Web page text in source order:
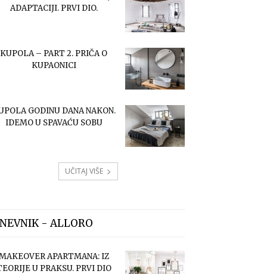
ADAPTACIJI. PRVI DIO.
KUPOLA – PART 2. PRIČA O
KUPAONICI
GODINU DANA NAKON.
IDEMO U SPAVAĆU SOBU
UČITAJ VIŠE
- ALLORO
APARTMANA: IZ
U PRAKSU. PRVI DIO